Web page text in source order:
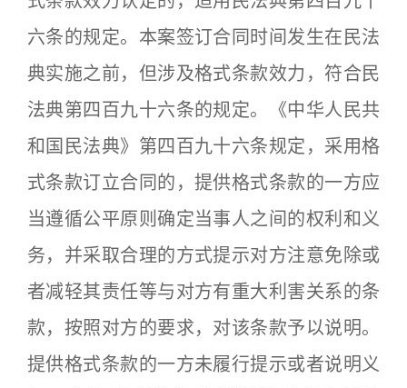
六条的规定。本案签订合同时间发生在民法
典实施之前，但涉及格式条款效力，符合民
法典第四百九十六条的规定。《中华人民共
和国民法典》第四百九十六条规定，采用格
式条款订立合同的，提供格式条款的一方应
当遵循公平原则确定当事人之间的权利和义
务，并采取合理的方式提示对方注意免除或
者减轻其责任等与对方有重大利害关系的条
款，按照对方的要求，对该条款予以说明。
提供格式条款的一方未履行提示或者说明义